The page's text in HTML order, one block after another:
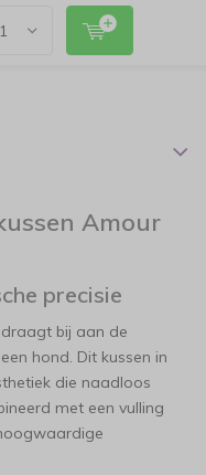
Amour
precisie
bij aan de
hond. Dit kussen in
die naadloos
met een vulling